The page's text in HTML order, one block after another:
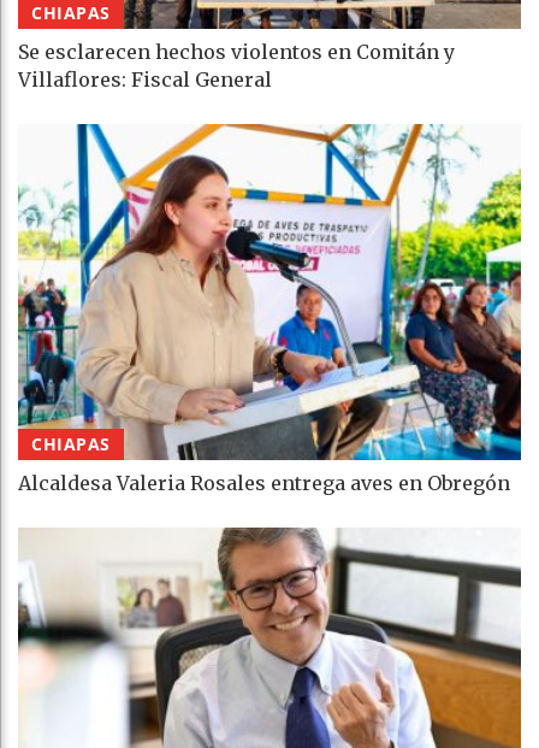
CHIAPAS
Se esclarecen hechos violentos en Comitán y
Villaflores: Fiscal General
CHIAPAS
Alcaldesa Valeria Rosales entrega aves en Obregón